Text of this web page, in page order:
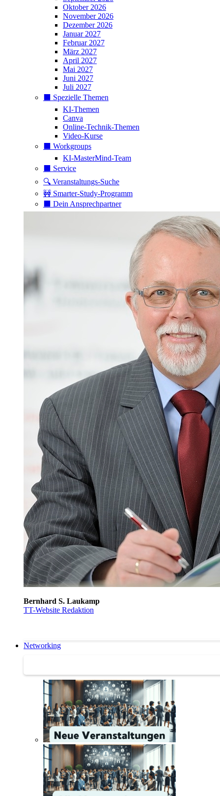
Oktober 2026
November 2026
Dezember 2026
Januar 2027
Februar 2027
März 2027
April 2027
Mai 2027
Juni 2027
Juli 2027
⬛️ Spezielle Themen
KI-Themen
Canva
Online-Technik-Themen
Video-Kurse
⬛️ Workgroups
KI-MasterMind-Team
⬛️ Service
🔍 Veranstaltungs-Suche
🚧 Smarter-Study-Programm
⬛️ Dein Ansprechpartner
Bernhard S. Laukamp
TT-Website Redaktion
Networking